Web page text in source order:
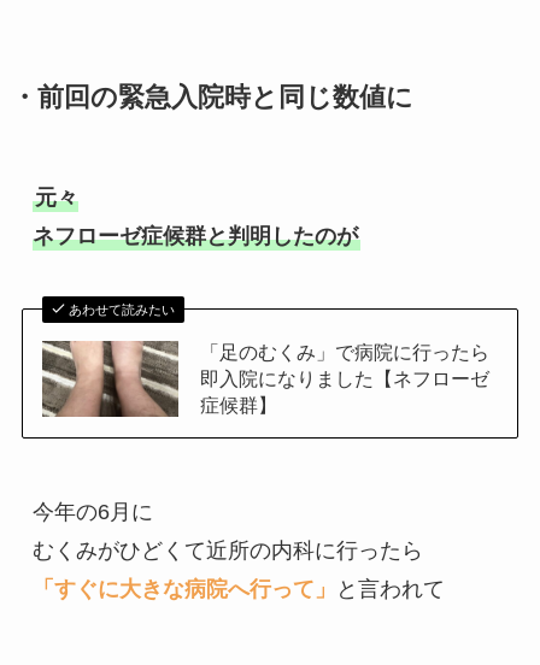
・前回の緊急入院時と同じ数値に
元々
ネフローゼ症候群と判明したのが
あわせて読みたい
「足のむくみ」で病院に行ったら
即入院になりました【ネフローゼ
症候群】
今年の6月に
「すぐに大きな病院へ行って」
と言われて